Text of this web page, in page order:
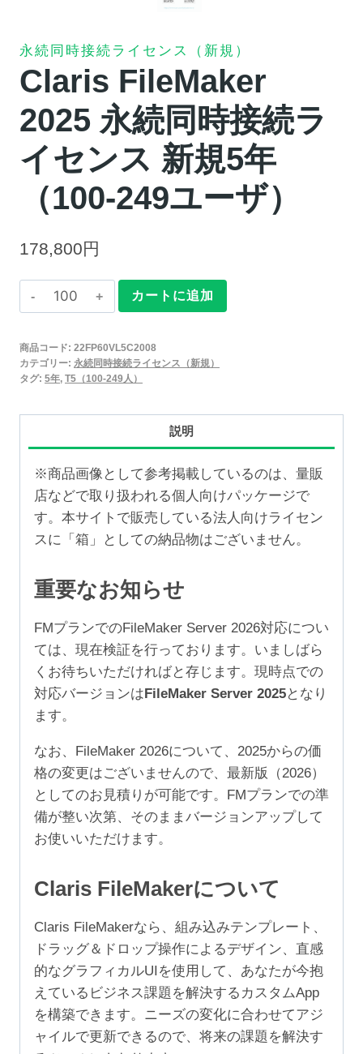
永続同時接続ライセンス（新規）
Claris FileMaker
2025 永続同時接続ラ
イセンス 新規5年
（100-249ユーザ）
178,800円
Claris
FileMaker
永
続
接
続
ラ
イ
セ
ス
新
規
5
年
（100-
249
ー
ザ）
個
カートに追加
商品コード: 22FP60VL5C2008
カテゴリー: 永続同時接続ライセンス（新規）
タグ: 5年, T5（100-249人）
説明
※商品画像として参考掲載しているのは、量販
店などで取り扱われる個人向けパッケージで
す。本サイトで販売している法人向けライセン
スに「箱」としての納品物はございません。
重要なお知らせ
FMプランでのFileMaker Server 2026対応につい
ては、現在検証を行っております。いましばら
くお待ちいただければと存じます。現時点での
対応バージョンは FileMaker Server 2025となり
ます。
なお、FileMaker 2026について、2025からの価
格の変更はございませんので、最新版（2026）
としてのお見積りが可能です。FMプランでの準
備が整い次第、そのままバージョンアップして
お使いいただけます。
Claris FileMakerについて
Claris FileMakerなら、組み込みテンプレート、
ドラッグ＆ドロップ操作によるデザイン、直感
的なグラフィカルUIを使用して、あなたが今抱
えているビジネス課題を解決するカスタムApp
を構築できます。ニーズの変化に合わせてアジ
ャイルで更新できるので、将来の課題を解決す